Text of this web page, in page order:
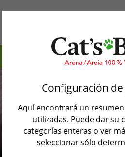
Por qué Cat’s Best
Nuestros productos
Blog de gatos
Búsqueda de tiendas
Índice de contenidos>
bacterias
Cat’s Best previene la
los olores
Consejos útiles para evitar
Configuración
Aquí encontrará un
utilizadas. Puede dar su
categorías enteras o ver
seleccionar sólo